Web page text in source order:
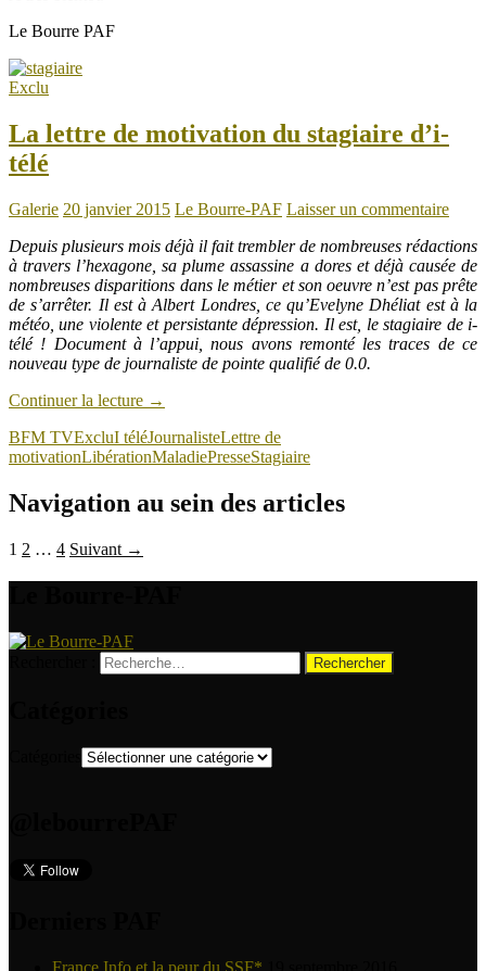
Le Bourre PAF
Exclu
La lettre de motivation du stagiaire d’i-
télé
Galerie 20 janvier 2015 Le Bourre-PAF Laisser un commentaire
Depuis plusieurs mois déjà il fait trembler de nombreuses rédactions
à travers l’hexagone, sa plume assassine a dores et déjà causée de
nombreuses disparitions dans le métier et son oeuvre n’est pas prête
de s’arrêter. Il est à Albert Londres, ce qu’Evelyne Dhéliat est à la
météo, une violente et persistante dépression. Il est, le stagiaire de i-
télé ! Document à l’appui, nous avons remonté les traces de ce
nouveau type de journaliste de pointe qualifié de 0.0.
Continuer la lecture →
BFM TVExcluI téléJournalisteLettre de
motivationLibérationMaladiePresseStagiaire
Navigation au sein des articles
1 2 … 4 Suivant →